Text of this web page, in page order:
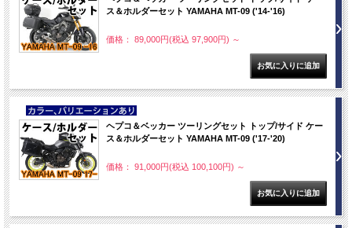
ス＆ホルダーセット YAMAHA MT-09 ('14-'16)
価格： 89,000円(税込 97,900円) ～
NEW
ヘプコ＆ベッカー ツーリングセット トップ/サイド ケー
ス＆ホルダーセット YAMAHA MT-09 ('17-'20)
価格： 91,000円(税込 100,100円) ～